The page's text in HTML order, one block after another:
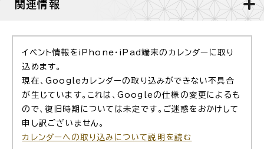
関連情報
イベント情報をiPhone・iPad端末のカレンダーに取り
込めます。
現在、Googleカレンダーの取り込みができない不具合
が生じています。これは、Googleの仕様の変更によるも
ので、復旧時期については未定です。ご迷惑をおかけして
申し訳ございません。
カレンダーへの取り込みについて説明を読む